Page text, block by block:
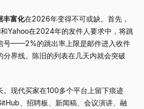
丰富化在2026年变得不可或缺。首先，
Yahoo在2024年的发件人要求中，将跳
号——2%的跳出率上限是邮件进入收件
分界线。陈旧的列表在几天内就会突破
。现代买家在100多个平台上留下痕迹
、招聘板、新闻稿、会议演讲、融